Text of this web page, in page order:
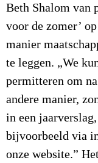
Beth Shalom van
voor de zomer’
manier
te leggen. „We
permitteren om
andere manier,
in een
bijvoorbeeld via
onze website.”